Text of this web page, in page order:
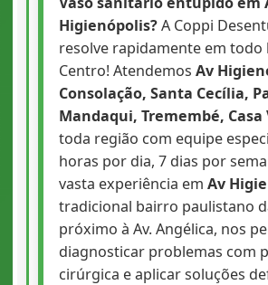
Higienópolis?A Coppi
resolve rapidamente em todo
Centro! Atendemos Av
Consolação, Santa Cecília,
Mandaqui, Tremembé, Casa
toda região com equipe
horas por dia, 7 dias por
vasta experiência em Av
tradicional bairro paulistano
próximo à Av. Angélica, nos
diagnosticar problemas com
cirúrgica e aplicar soluções